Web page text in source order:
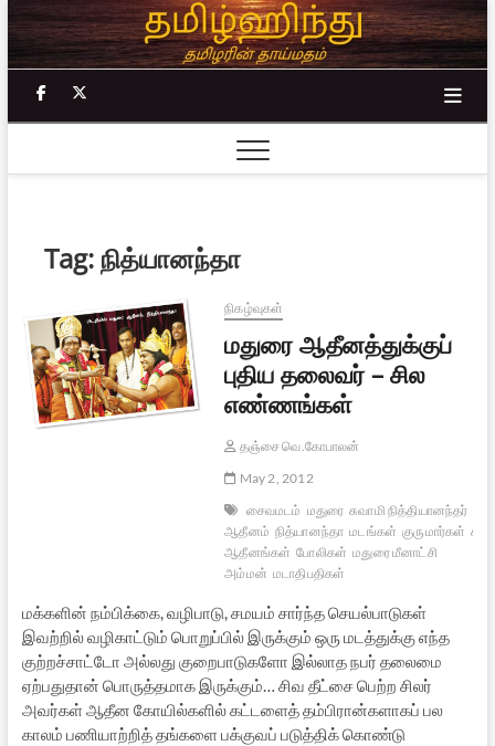
Skip
to
content
facebook
Tag: நித்யானந்தா
நிகழ்வுகள்
மதுரை ஆதீனத்துக்குப்
புதிய தலைவர் – சில
எண்ணங்கள்
தஞ்சை வெ.கோபாலன்
May 2, 2012
சைவமடம் மதுரை சுவாமி நித்தியானந்தர்
ஆதீனம் நித்யானந்தா மடங்கள் குருமார்கள்
ஆதீனங்கள் போலிகள் மதுரை மீனாட்சி
அம்மன் மடாதிபதிகள்
மக்களின் நம்பிக்கை, வழிபாடு, சமயம் சார்ந்த செயல்பாடுகள்
இவற்றில் வழிகாட்டும் பொறுப்பில் இருக்கும் ஒரு மடத்துக்கு எந்த
குற்றச்சாட்டோ அல்லது குறைபாடுகளோ இல்லாத நபர் தலைமை
ஏற்பதுதான் பொருத்தமாக இருக்கும்… சிவ தீட்சை பெற்ற சிலர்
அவர்கள் ஆதீன கோயில்களில் கட்டளைத் தம்பிரான்களாகப் பல
காலம் பணியாற்றித் தங்களை பக்குவப் படுத்திக் கொண்டு